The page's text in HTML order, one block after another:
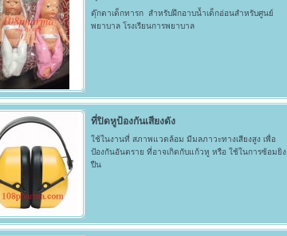
ตุ๊กตาเด็กทารก สำหรับฝึกอาบน้ำเด็กอ่อนสำหรับศูนย์
พยาบาล โรงเรียนการพยาบาล
ที่ปิดหูป้องกันเสียงดัง
ใช้ในงานที่ สภาพแวดล้อม มีมลภาวะทางเสียงสูง เพื่อ
ป้องกันอันตราย ที่อาจเกิดกับแก้วหู หรือ ใช้ในการซ้อมยิง
ปืน